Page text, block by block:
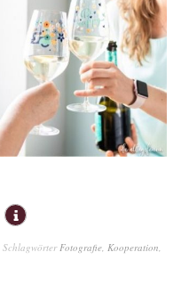
Schlagwörter Fotografie Kooperation